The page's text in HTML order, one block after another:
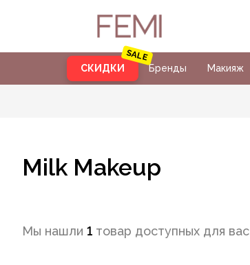
СКИДКИ Бренды Макияж
Milk Makeup
Мы нашли 1 товар доступных для вас